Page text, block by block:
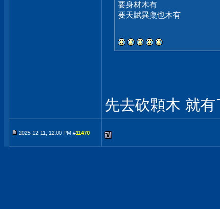
要身材木有
要天賦異稟也木有
先去砍顆木 就有
2025-12-11, 12:00 PM #11470